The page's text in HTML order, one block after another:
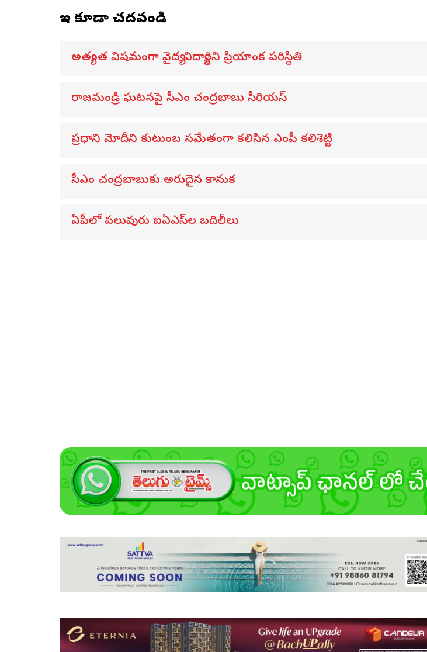
ఇవి కూడా చదవండి
అత్యంత విషమంగా వైద్య విద్యార్థిని ప్రియాంక పరిస్థితి
రాజమండ్రి ఘటనపై సీఎం చంద్రబాబు సీరియస్
ప్రధాని మోదీని కుటుంబ సమేతంగా కలిసిన ఎంపీ కలిశెట్టి
సీఎం చంద్రబాబుకు అరుదైన కానుక
ఏపీలో పలువురు ఐఏఎస్‌ల బదిలీలు